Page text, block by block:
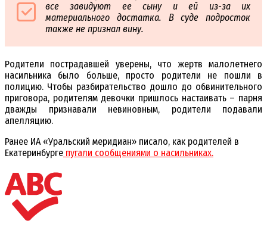
все завидуют ее сыну и ей из-за их
материального достатка. В суде подросток
также не признал вину.
Родители пострадавшей уверены, что жертв малолетнего
насильника было больше, просто родители не пошли в
полицию. Чтобы разбирательство дошло до обвинительного
приговора, родителям девочки пришлось настаивать – парня
дважды признавали невиновным, родители подавали
апелляцию.
Ранее ИА «Уральский меридиан» писало, как родителей в
Екатеринбурге пугали сообщениями о насильниках.